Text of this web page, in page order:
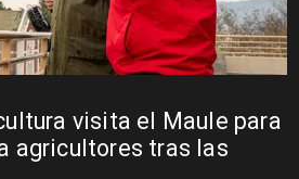
visita el Maule para
agricultores tras las